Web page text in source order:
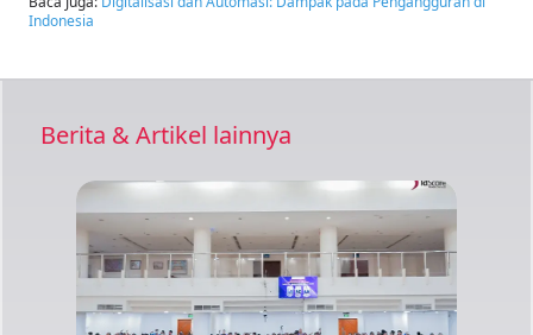
Indonesia
Berita & Artikel lainnya